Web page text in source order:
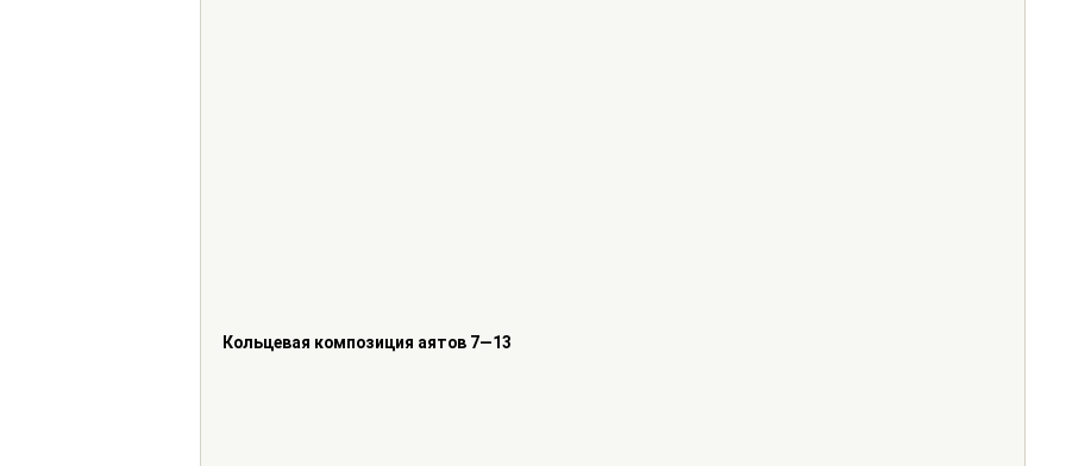
Кольцевая композиция аятов 7—13